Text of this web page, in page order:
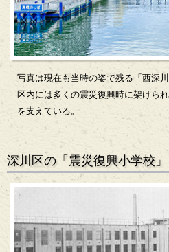
写真は現在も当時の姿で残る「西深
区内には多くの震災復興時に架けら
を支えている。
深川区の「震災復興小学校」